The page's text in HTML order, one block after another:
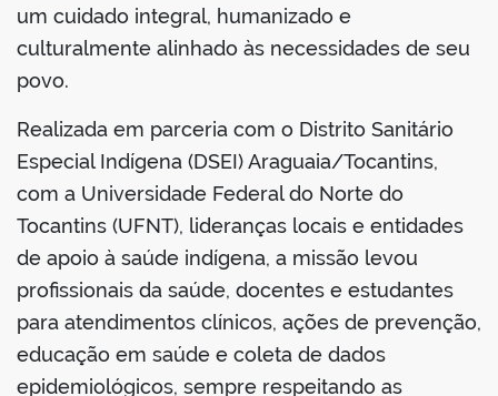
portal
um cuidado integral, humanizado e
culturalmente alinhado às necessidades de seu
povo.
Realizada em parceria com o Distrito Sanitário
Especial Indígena (DSEI) Araguaia/Tocantins,
com a Universidade Federal do Norte do
Tocantins (UFNT), lideranças locais e entidades
de apoio à saúde indígena, a missão levou
profissionais da saúde, docentes e estudantes
para atendimentos clínicos, ações de prevenção,
educação em saúde e coleta de dados
epidemiológicos, sempre respeitando as